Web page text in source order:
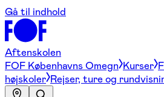
Gå til indhold
Aftenskolen
FOF Københavns Omegn Kurser
højskoler Rejser, ture og